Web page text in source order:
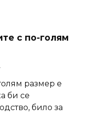
с по-голям
размер е
би се
било за